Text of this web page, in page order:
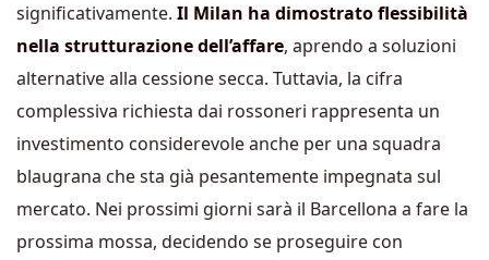
significativamente. Il Milan ha dimostrato flessibilità
nella strutturazione dell’affare, aprendo a soluzioni
alternative alla cessione secca. Tuttavia, la cifra
complessiva richiesta dai rossoneri rappresenta un
investimento considerevole anche per una squadra
blaugrana che sta già pesantemente impegnata sul
mercato. Nei prossimi giorni sarà il Barcellona a fare la
prossima mossa, decidendo se proseguire con